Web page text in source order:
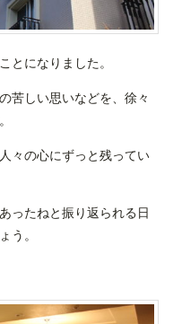
とになりました。
苦しい思いなどを、徐々
々の心にずっと残ってい
ったねと振り返られる日
う。